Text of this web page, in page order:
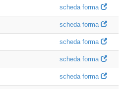
scheda forma
scheda forma
scheda forma
scheda forma
scheda forma